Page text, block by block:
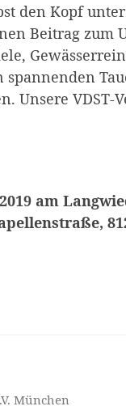
den Kopf
Beitrag zum
Unsere VDST-
am
München